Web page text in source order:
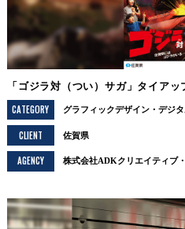
「ゴジラ対（つい）サガ」タイア
CATEGORY
グラフィックデザイン デジ
CLIENT 佐賀県
AGENCY 株式会社ADKクリエイティブ